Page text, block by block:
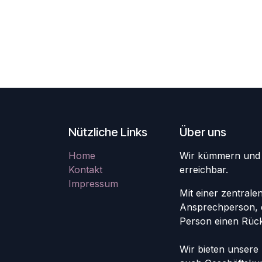
Nützliche Links
Home
Kontakt
Impressum
Über uns
Wir kümmern
erreichbar.
Mit einer
Ansprechperson,
Person einen
Wir bieten